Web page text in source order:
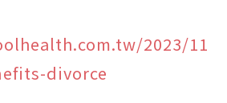
2023/11
divorce